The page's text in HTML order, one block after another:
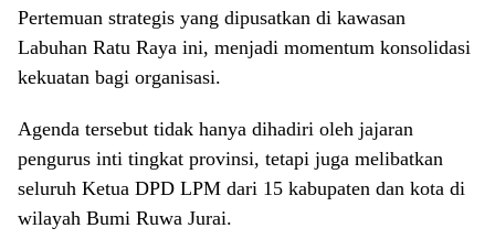
​Pertemuan strategis yang dipusatkan di kawasan
Labuhan Ratu Raya ini, menjadi momentum konsolidasi
kekuatan bagi organisasi.
Agenda tersebut tidak hanya dihadiri oleh jajaran
pengurus inti tingkat provinsi, tetapi juga melibatkan
seluruh Ketua DPD LPM dari 15 kabupaten dan kota di
wilayah Bumi Ruwa Jurai.